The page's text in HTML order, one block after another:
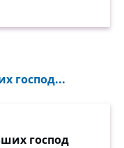
господ...
господ